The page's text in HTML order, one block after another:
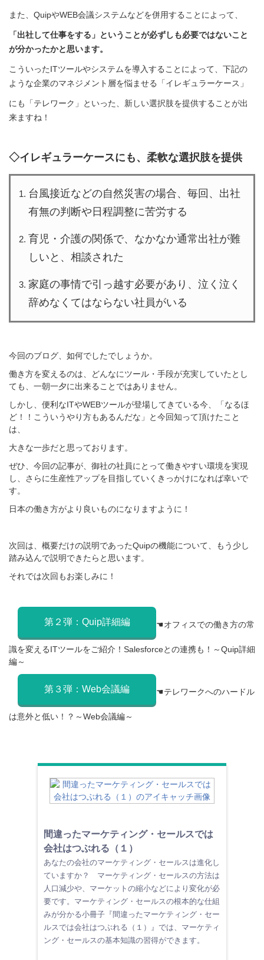
また、 QuipやWEB会議システムなどを併用することによって、
「出社して仕事をする」ということが必ずしも必要ではないこと
が分かったかと思います。
こういったITツールやシステムを導入することによって、下記の
ような企業のマネジメント層を悩ませる「イレギュラーケース」
にも「テレワーク」といった、新しい選択肢を提供することが出
来ますね！
◇イレギュラーケースにも、柔軟な選択肢を提供
台風接近などの自然災害の場合、毎回、出社
有無の判断や日程調整に苦労する
育児・介護の関係で、なかなか通常出社が難
しいと、相談された
家庭の事情で引っ越す必要があり、泣く泣く
辞めなくてはならない社員がいる
今回のブログ、如何でしたでしょうか。
働き方を変えるのは、どんなにツール・手段が充実していたとし
ても、一朝一夕に出来ることではありません。
しかし、便利なITやWEBツールが登場してきている今、
「なるほ
ど！！こういうやり方もあるんだな」と今回知って頂けたこと
は、
大きな一歩だと思っております。
ぜひ、今回の記事が、御社の社員にとって働きやすい環境を実現
し、さらに生産性アップを目指していくきっかけになれば幸いで
す。
日本の働き方がより良いものになりますように！
次回は、概要だけの説明であったQuipの機能について、もう少し
踏み込んで説明できたらと思います。
それでは次回もお楽しみに！
第２弾：Quip詳細編 ☚オフィスでの働き方の常
識を変えるITツールをご紹介！Salesforceとの連携も！～Quip詳細
編～
第３弾：Web会議編 ☚テレワークへのハードル
は意外と低い！？～Web会議編～
間違ったマーケティング・セールスでは
会社はつぶれる（１）
あなたの会社のマーケティング・セールスは進化し
ていますか？ マーケティング・セールスの方法は
人口減少や、マーケットの縮小などにより変化が必
要です。マーケティング・セールスの根本的な仕組
みが分かる小冊子『間違ったマーケティング・セー
ルスでは会社はつぶれる（１）』では、マーケティ
ング・セールスの基本知識の習得ができます。